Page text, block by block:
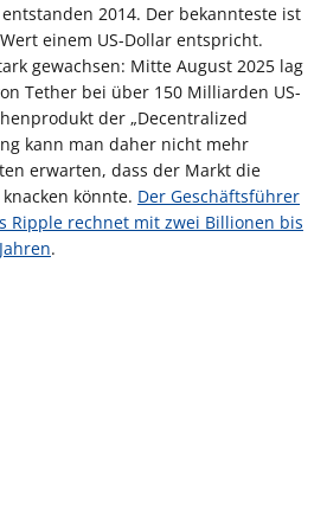
2014. Der bekannteste ist
einem US-Dollar entspricht.
gewachsen: Mitte August 2025 lag
Tether bei über 150 Milliarden US-
der „Decentralized
kann man daher nicht mehr
erwarten, dass der Markt die
könnte. Der Geschäftsführer
Ripple rechnet mit zwei Billionen bis
.